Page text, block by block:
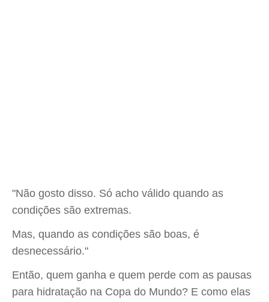
"Não gosto disso. Só acho válido quando as
condições são extremas.
Mas, quando as condições são boas, é
desnecessário."
Então, quem ganha e quem perde com as pausas
para hidratação na Copa do Mundo? E como elas